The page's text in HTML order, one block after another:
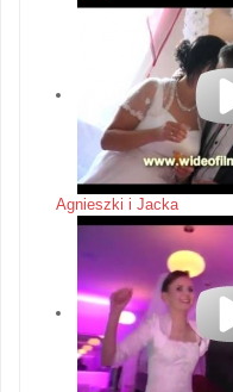
Agnieszki i Jacka